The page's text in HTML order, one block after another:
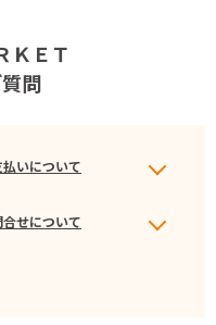
ＫＥＴ
問
払いについて
合せについて